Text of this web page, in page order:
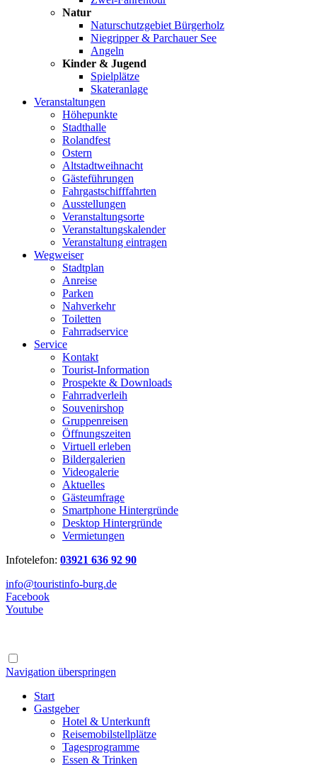
Natur
Naturschutzgebiet Bürgerholz
Niegripper & Parchauer See
Angeln
Kinder & Jugend
Spielplätze
Skateranlage
Veranstaltungen
Höhepunkte
Stadthalle
Rolandfest
Ostern
Altstadtweihnacht
Gästeführungen
Fahrgastschifffahrten
Ausstellungen
Veranstaltungsorte
Veranstaltungskalender
Veranstaltung eintragen
Wegweiser
Stadtplan
Anreise
Parken
Nahverkehr
Toiletten
Fahrradservice
Service
Kontakt
Tourist-Information
Prospekte & Downloads
Fahrradverleih
Souvenirshop
Gruppenreisen
Öffnungszeiten
Virtuell erleben
Bildergalerien
Videogalerie
Aktuelles
Gästeumfrage
Smartphone Hintergründe
Desktop Hintergründe
Vermietungen
Infotelefon: 03921 636 92 90
info@touristinfo-burg.de
Facebook
Youtube
Navigation überspringen
Start
Gastgeber
Hotel & Unterkunft
Reisemobilstellplätze
Tagesprogramme
Essen & Trinken